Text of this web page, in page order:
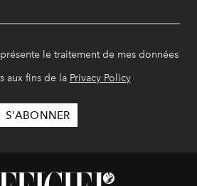
le traitement de mes données
aux fins de la Privacy Policy